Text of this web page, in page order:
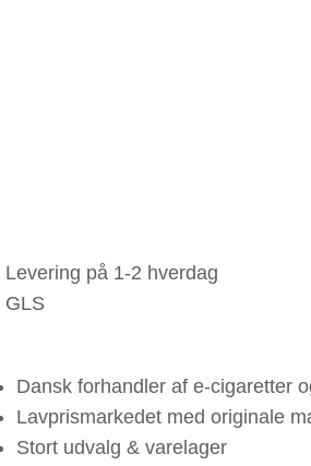
Levering på 1-2 hverdag
GLS
Dansk forhandler af e-cigaretter
Lavprismarkedet med originale
Stort udvalg & varelager